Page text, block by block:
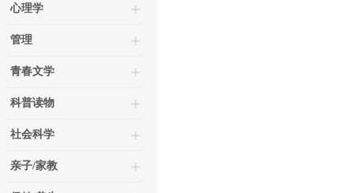
心理学
管理
青春文学
科普读物
社会科学
亲子/家教